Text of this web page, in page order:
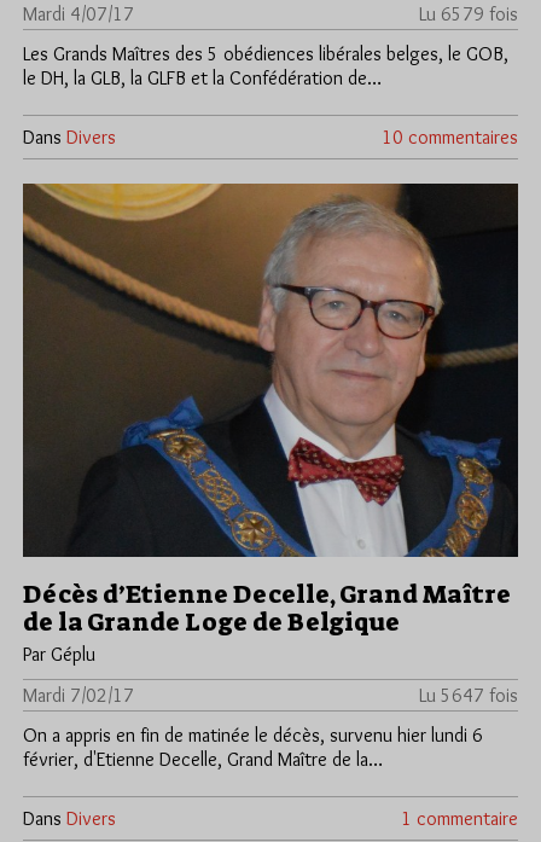
Mardi 4/07/17
Lu 6579 fois
Les Grands Maîtres des 5 obédiences libérales belges, le GOB,
le DH, la GLB, la GLFB et la Confédération de…
Dans Divers 10 commentaires
Décès d’Etienne Decelle, Grand Maître
de la Grande Loge de Belgique
Par Géplu
Mardi 7/02/17
Lu 5647 fois
On a appris en fin de matinée le décès, survenu hier lundi 6
février, d'Etienne Decelle, Grand Maître de la…
Dans Divers 1 commentaire